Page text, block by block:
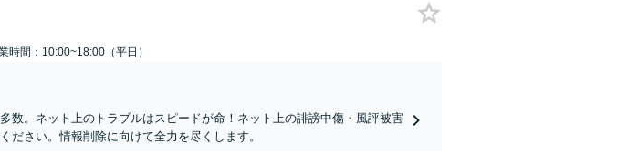
時間：10:00~18:00（平日）
数。ネット上のトラブルはスピードが命！ネット上の誹謗中傷・風評被害
ださい。情報削除に向けて全力を尽くします。